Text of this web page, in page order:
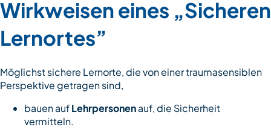
Wirkweisen eines „Sicheren
Lernortes”
Möglichst sichere Lernorte, die von einer traumasensiblen
Perspektive getragen sind,
bauen aufLehrpersonenauf, die Sicherheit
vermitteln.